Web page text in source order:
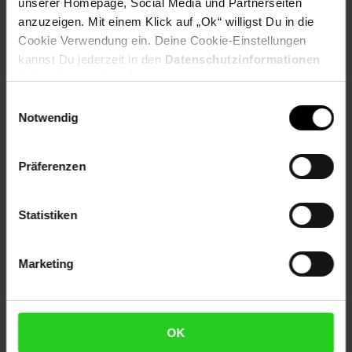
anzuzeigen. Mit einem Klick auf „Ok“ willigst Du in die
Cookie Verwendung ein. Deine Cookie-Einstellungen
kannst Du jederzeit in den Datenschutzinformationen
ändern bzw. widerrufen.
Notwendig
Präferenzen
Statistiken
Marketing
OK
EAN: 4251312981211
Artikel gehört zur Kategorie:
Smoker
Versandinformationen
Herstellerinformationen
Netto Reisen TV-Shop Weinwelt